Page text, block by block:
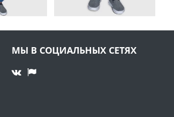
МЫ В СОЦИАЛЬНЫХ СЕТЯХ